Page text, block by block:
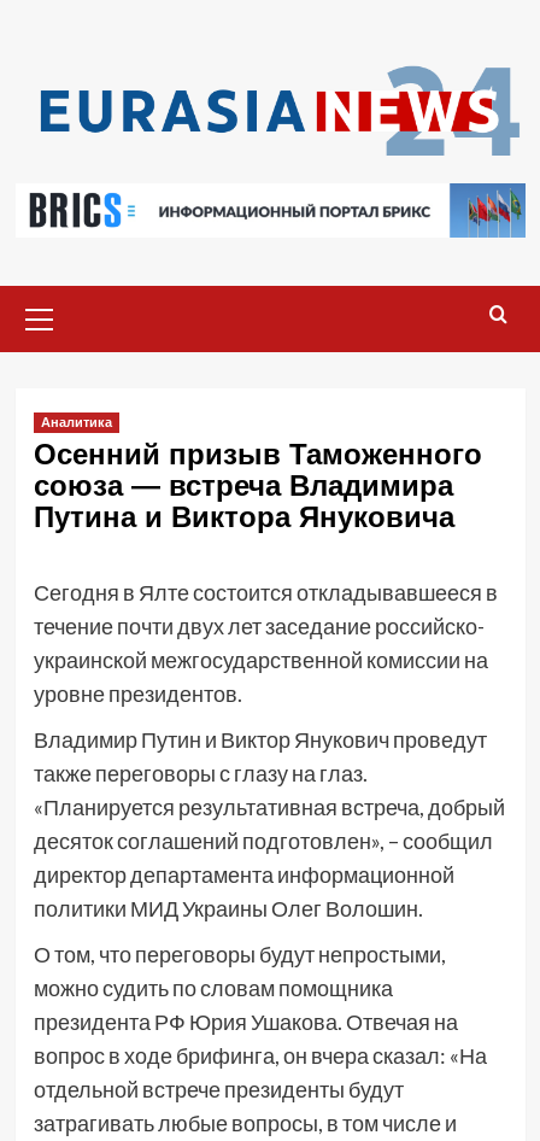
меню
Аналитика
Осенний призыв Таможенного
союза — встреча Владимира
Путина и Виктора Януковича
Сегодня в Ялте состоится откладывавшееся в
течение почти двух лет заседание российско-
украинской межгосударственной комиссии на
уровне президентов.
Владимир Путин и Виктор Янукович проведут
также переговоры с глазу на глаз.
«Планируется результативная встреча, добрый
десяток соглашений подготовлен», – сообщил
директор департамента информационной
политики МИД Украины Олег Волошин.
О том, что переговоры будут непростыми,
можно судить по словам помощника
президента РФ Юрия Ушакова. Отвечая на
вопрос в ходе брифинга, он вчера сказал: «На
отдельной встрече президенты будут
затрагивать любые вопросы, в том числе и